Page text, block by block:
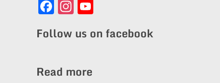
Facebook
Instagram
YouTube
Follow us on facebook
Read more